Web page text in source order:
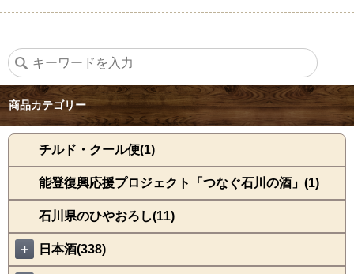
商品カテゴリー
チルド・クール便(1)
能登復興応援プロジェクト「つなぐ石川の酒」(1)
石川県のひやおろし(11)
＋ 日本酒(338)